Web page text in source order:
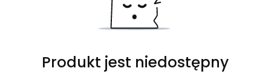
Produkt jest niedostępny